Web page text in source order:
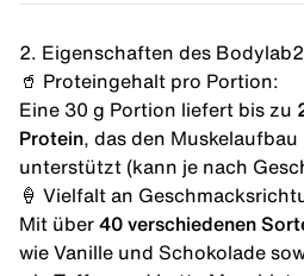
2. Eigenschaften des
🥤 Proteingehalt pro Portion:
Eine 30 g Portion liefert bis zu
Protein , das den
unterstützt (kann je nach
🍦 Vielfalt an
Mit über 40 verschiedenen
wie Vanille und Schokolade